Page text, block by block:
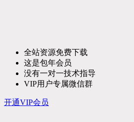
全站资源免费下载
这是包年会员
没有一对一技术指导
VIP用户专属微信群
开通VIP会员